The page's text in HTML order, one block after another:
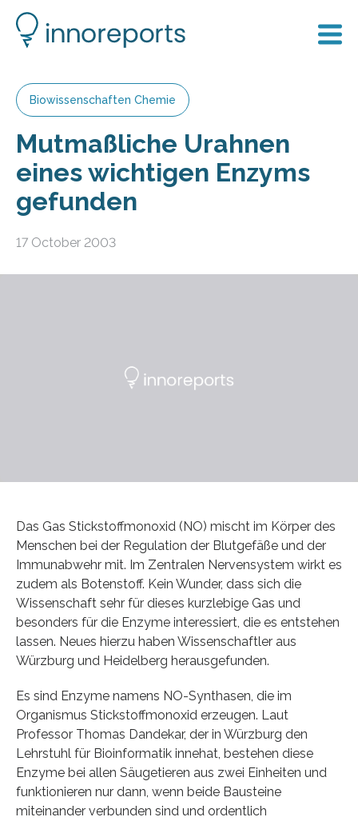
Biowissenschaften Chemie
Mutmaßliche Urahnen
eines wichtigen Enzyms
gefunden
17 October 2003
Das Gas Stickstoffmonoxid (NO) mischt im Körper des
Menschen bei der Regulation der Blutgefäße und der
Immunabwehr mit. Im Zentralen Nervensystem wirkt es
zudem als Botenstoff. Kein Wunder, dass sich die
Wissenschaft sehr für dieses kurzlebige Gas und
besonders für die Enzyme interessiert, die es entstehen
lassen. Neues hierzu haben Wissenschaftler aus
Würzburg und Heidelberg herausgefunden.
Es sind Enzyme namens NO-Synthasen, die im
Organismus Stickstoffmonoxid erzeugen. Laut
Professor Thomas Dandekar, der in Würzburg den
Lehrstuhl für Bioinformatik innehat, bestehen diese
Enzyme bei allen Säugetieren aus zwei Einheiten und
funktionieren nur dann, wenn beide Bausteine
miteinander verbunden sind und ordentlich